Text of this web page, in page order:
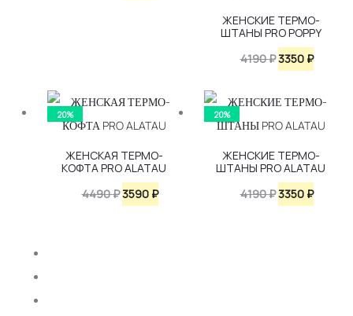
ЖЕНСКИЕ ТЕРМО-
ШТАНЫ PRO POPPY
4190₽
составляла
4190 ₽.
3350 ₽
3350 ₽.
20%
ЖЕНСКАЯ ТЕРМО-
КОФТА PRO ALATAU
4490₽Первоначальная
3590 ₽Текущая
20%
ЖЕНСКИЕ ТЕРМО-
ШТАНЫ PRO ALATAU
4190₽3350 ₽